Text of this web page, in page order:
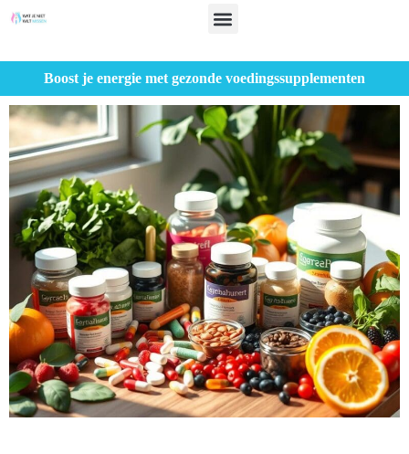
Boost je energie met gezonde voedingssupplementen